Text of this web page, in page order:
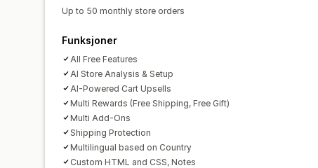
Up to 50 monthly store orders
Funksjoner
All Free Features
AI Store Analysis & Setup
AI-Powered Cart Upsells
Multi Rewards (Free Shipping, Free Gift)
Multi Add-Ons
Shipping Protection
Multilingual based on Country
Custom HTML and CSS, Notes